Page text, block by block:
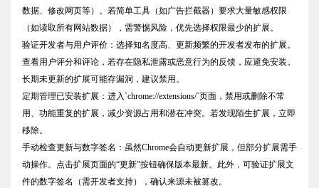
数据、修改网页等）。若简单工具（如广告拦截器）要求大量敏感权限
（如读取所有网站数据），需警惕风险，优先选择权限最少的扩展。
验证开发者与用户评价：选择知名度高、更新频繁的开发者发布的扩展。
查看用户评分和评论，若存在隐私泄露或恶意行为的反馈，应避免安装。
长期未更新的扩展可能存漏洞，建议禁用。
定期管理已安装扩展：进入`chrome://extensions/`页面，禁用或删除不常
用、功能重复的扩展，减少资源占用和潜在冲突。若发现陌生扩展，立即
移除。
手动检查更新与数字签名：虽然Chrome会自动更新扩展，但部分扩展需手
动操作。点击扩展页面的“更新”按钮确保版本最新。此外，可验证扩展文
件的数字签名（需开发者支持），确认来源未被篡改。